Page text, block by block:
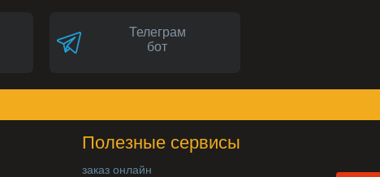
Телеграм
бот
Полезные сервисы
заказ онлайн